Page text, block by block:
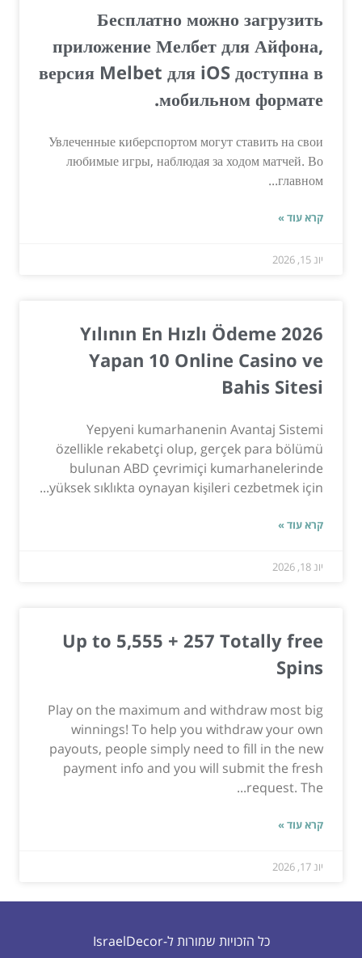
Бесплатно можно загрузить
приложение Мелбет для Айфона,
версия Melbet для iOS доступна в
мобильном формате.
Увлеченные киберспортом могут ставить на свои
любимые игры, наблюдая за ходом матчей. Во
главном...
קרא עוד »
יונ 15, 2026
2026 Yılının En Hızlı Ödeme
Yapan 10 Online Casino ve
Bahis Sitesi
Yepyeni kumarhanenin Avantaj Sistemi
özellikle rekabetçi olup, gerçek para bölümü
bulunan ABD çevrimiçi kumarhanelerinde
yüksek sıklıkta oynayan kişileri cezbetmek için...
קרא עוד »
יונ 18, 2026
Up to 5,555 + 257 Totally free
Spins
Play on the maximum and withdraw most big
winnings! To help you withdraw your own
payouts, people simply need to fill in the new
payment info and you will submit the fresh
request. The...
קרא עוד »
יונ 17, 2026
כל הזכויות שמורות ל-IsraelDecor